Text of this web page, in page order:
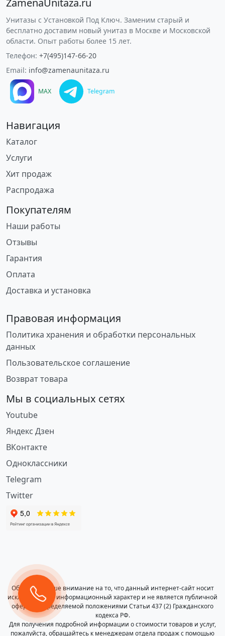
ZamenaUnitaza.ru
Унитазы с Установкой Под Ключ. Заменим старый и
бесплатно доставим новый унитаз в Москве и Московской
области. Опыт работы более 15 лет.
Телефон: +7(495)147-66-20
Email: info@zamenaunitaza.ru
MAX Telegram
Навигация
Каталог
Услуги
Хит продаж
Распродажа
Покупателям
Наши работы
Отзывы
Гарантия
Оплата
Доставка и установка
Правовая информация
Политика хранения и обработки персональных
данных
Пользовательское соглашение
Возврат товара
Мы в социальных сетях
Youtube
Яндекс Дзен
ВКонтакте
Одноклассники
Telegram
Twitter
Обращаем ваше внимание на то, что данный интернет-сайт носит
исключительно информационный характер и не является публичной
офертой, определяемой положениями Статьи 437 (2) Гражданского
кодекса РФ.
Для получения подробной информации о стоимости товаров и услуг,
пожалуйста, обращайтесь к менеджерам отдела продаж с помощью